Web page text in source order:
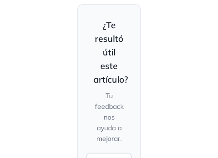
¿Te
resultó
útil
este
artículo?
Tu
feedback
nos
ayuda a
mejorar.